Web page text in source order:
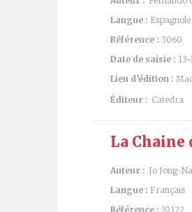
Langue : Espagnole
Référence : 3060
Date de saisie :
Lieu d’édition :
Éditeur : Catedra
La Chaine
Auteur : Jo Jong-
Langue : Français
Référence : 19122